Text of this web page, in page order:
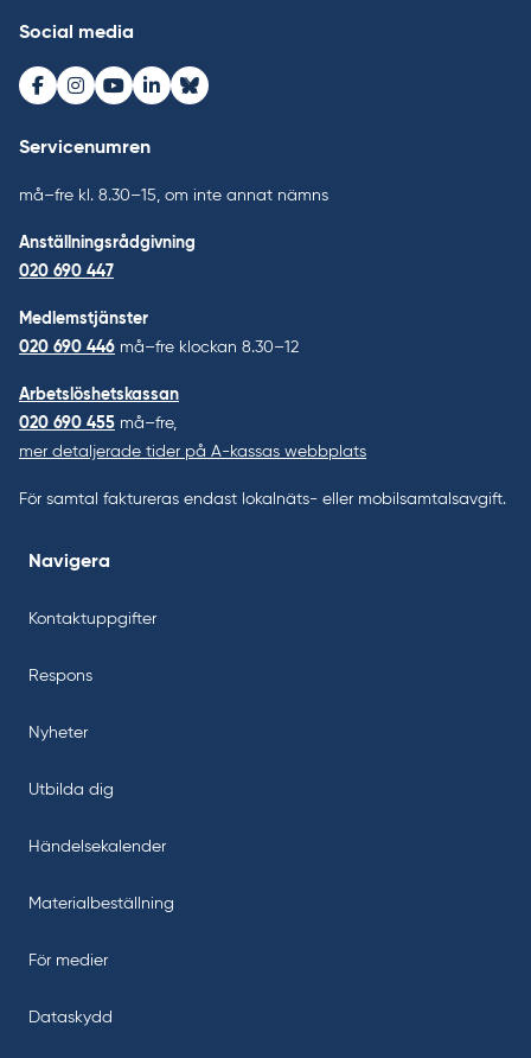
Social media
Facebook
Instagram
Youtube
LinkedInBluesky
Servicenumren
må–fre kl. 8.30–15, om inte annat nämns
Anställningsrådgivning
020 690 447
Medlemstjänster
020 690 446 må–fre klockan 8.30–12
Arbetslöshetskassan
020 690 455 må–fre,
mer detaljerade tider på A-kassas webbplats
För samtal faktureras endast lokalnäts- eller mobilsamtalsavgift.
Navigera
Kontaktuppgifter
Respons
Nyheter
Utbilda dig
Händelsekalender
Materialbeställning
För medier
Dataskydd